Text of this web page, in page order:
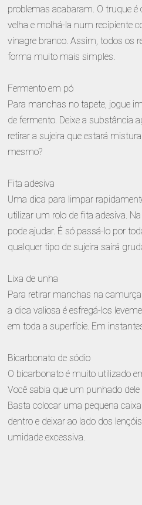
problemas acabaram. O truque
velha e molhá-la num recipiente
vinagre branco. Assim, todos os
forma muito mais simples.
Fermento em pó
Para manchas no tapete, jogue
de fermento. Deixe a substância
retirar a sujeira que estará
mesmo?
Fita adesiva
Uma dica para limpar
utilizar um rolo de fita adesiva.
pode ajudar. É só passá-lo por
qualquer tipo de sujeira sairá
Lixa de unha
Para retirar manchas na
a dica valiosa é esfregá-los
em toda a superfície. Em
Bicarbonato de sódio
O bicarbonato é muito utilizado
Você sabia que um punhado
Basta colocar uma pequena
dentro e deixar ao lado dos
umidade excessiva.